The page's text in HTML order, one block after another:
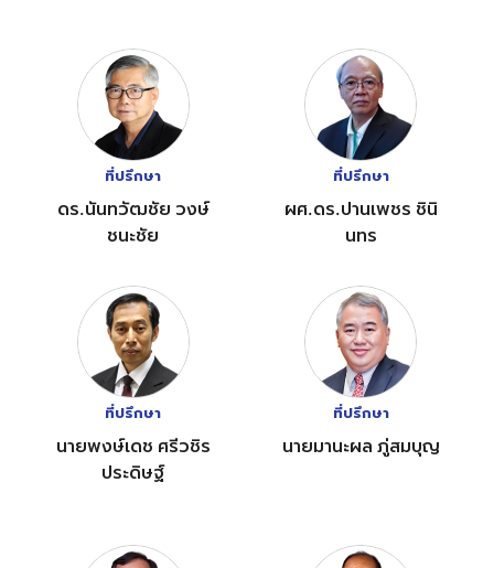
ที่ปรึกษา
ดร.นันทวัฒชัย วงษ์
ชนะชัย
ที่ปรึกษา
ผศ.ดร.ปานเพชร ชินิ
นทร
ที่ปรึกษา
นายพงษ์เดช ศรีวชิร
ประดิษฐ์
ที่ปรึกษา
นายมานะผล ภู่สมบุญ